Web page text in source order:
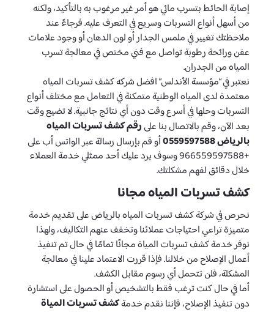
إصابة الحائط بتسرب مائي هو أمر غير مرغوب به بالتأكيد، ولكنه
من أسهل أنواع التسربات وسريع في التعرف عليه. فرجاءً عند
ملاحظتك تغيير في ملمس الجدار أو لون الدهان أو وجود علامات
عفن ورائحة رطوبة تواصل مع فني مختص في معالجة تسرب
المياه من الجدران.
نعتبر في “مؤسسة الأندلس” افضل شركه كشف تسربات المياه
معتمدة لدى المياه الوطنية متمكنة في التعامل مع مختلف أنواع
التسربات وحلها في أسرع وقت دون أي نتائج جانبية. لا تضيع وقت
بعد الآن، وقم بالاتصال بنا علىرقم كشف تسربات المياه
بالرياض 0559597588
أو قم بإرسال رسالة عبر الواتس أب على
+966559597588 وسوف يرد عليك أحد ممثلي خدمة العملاء
خلال دقائق لفهم مشكلتك.
كشف تسربات المياه مجانا
نحرص في شركة كشف تسربات المياه بالرياض على تقديم خدمة
متميزة تراعي احتياجات عملائنا وتخفف عنهم التكاليف، ولهذا
نوفر خدمة كشف تسربات المياة مجانًا تمامًا في حال تم تنفيذ
أعمال الإصلاح من خلالنا. فإذا قررت الاعتماد علينا في معالجة
المشكلة، فلن تتحمل أي رسوم مقابل الكشف.
أما في حال كنت ترغب فقط بالتشخيص أو الحصول على استشارة
دون تنفيذ الإصلاح، فإننا نقدم خدمةكشف تسربات المياة